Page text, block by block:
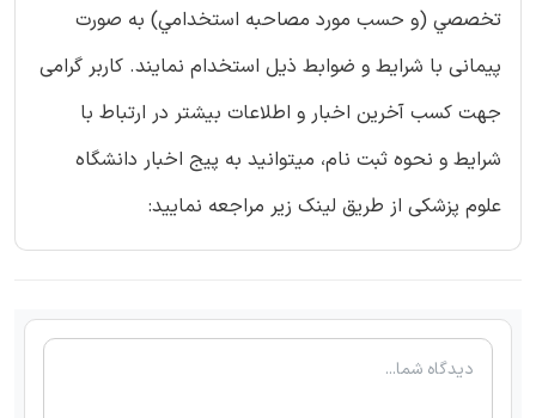
تخصصي (و حسب مورد مصاحبه استخدامي) به صورت
پيمانی با شرايط و ضوابط ذيل استخدام نمايند. کاربر گرامی
جهت کسب آخرین اخبار و اطلاعات بیشتر در ارتباط با
شرایط و نحوه ثبت نام، میتوانید به پیج اخبار دانشگاه
علوم پزشکی از طریق لینک زیر مراجعه نمایید: